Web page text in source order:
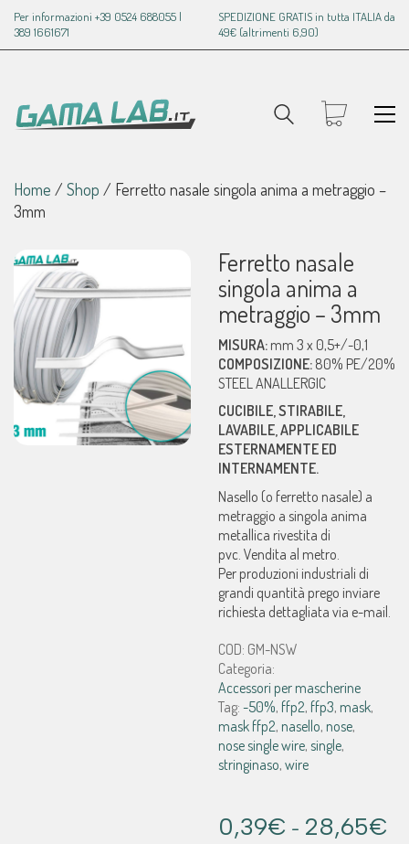
Per informazioni +39 0524 688055 |
389 1661671
SPEDIZIONE GRATIS in tutta ITALIA da
49€ (altrimenti 6,90)
Home / Shop / Ferretto nasale singola anima a metraggio –
3mm
Ferretto nasale
singola anima a
metraggio – 3mm
MISURA: mm 3 x 0,5+/-0,1
COMPOSIZIONE: 80% PE/20%
STEEL ANALLERGIC
CUCIBILE, STIRABILE,
LAVABILE, APPLICABILE
ESTERNAMENTE ED
INTERNAMENTE.
Nasello (o ferretto nasale) a
metraggio a singola anima
metallica rivestita di
pvc. Vendita al metro.
Per produzioni industriali di
grandi quantità prego inviare
richiesta dettagliata via e-mail.
COD: GM-NSW
Categoria:
Accessori per mascherine
Tag: -50%, ffp2, ffp3, mask,
mask ffp2, nasello, nose,
nose single wire, single,
stringinaso, wire
0,39€ - 28,65€